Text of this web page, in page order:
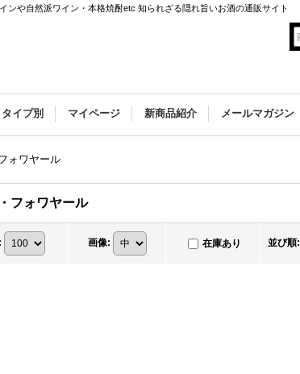
ンや自然派ワイン・本格焼酎etc 知られざる隠れ旨いお酒の通販サイト
タイプ別 マイページ 新商品紹介 メールマガジン
ォワヤール
フォワヤール
: 画像: 在庫あり 並び順: